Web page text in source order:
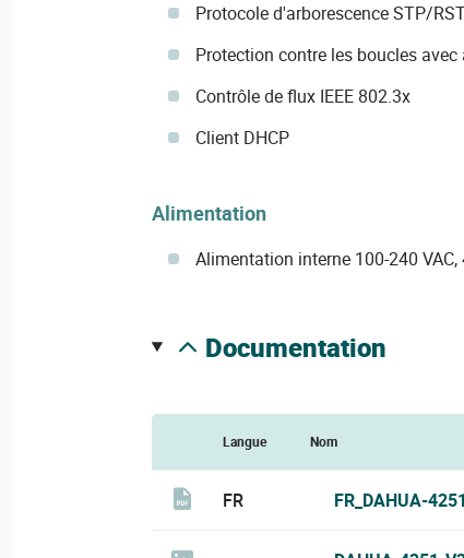
Protocole d'arborescence STP/
Protection contre les boucles
Contrôle de flux IEEE 802.3x
Client DHCP
Alimentation
Alimentation interne 100-240 VAC,
documentation
Langue Nom
FR FR_DAHUA-